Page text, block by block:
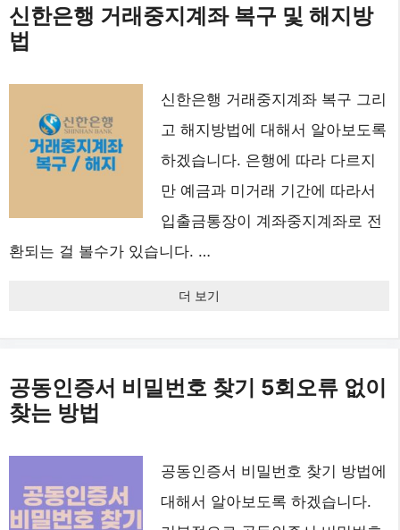
신한은행 거래중지계좌 복구 및 해지방
법
신한은행 거래중지계좌 복구 그리
고 해지방법에 대해서 알아보도록
하겠습니다. 은행에 따라 다르지
만 예금과 미거래 기간에 따라서
입출금통장이 계좌중지계좌로 전
환되는 걸 볼수가 있습니다. …
더 보기
공동인증서 비밀번호 찾기 5회오류 없이
찾는 방법
공동인증서 비밀번호 찾기 방법에
대해서 알아보도록 하겠습니다.